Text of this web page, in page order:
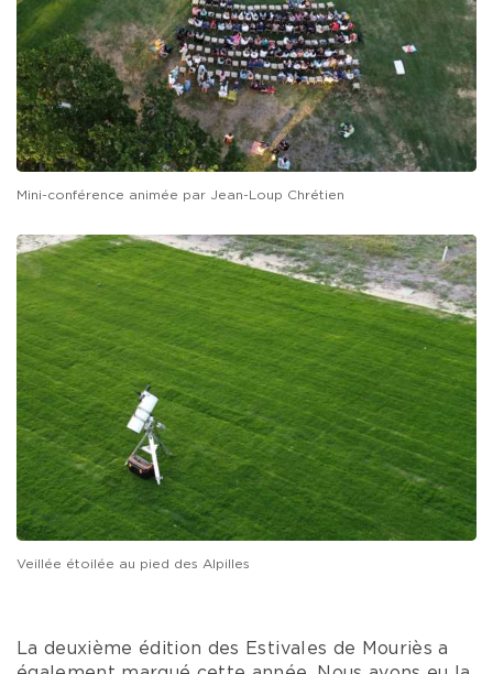
Mini-conférence animée par Jean-Loup Chrétien
Veillée étoilée au pied des Alpilles
La deuxième édition des Estivales de Mouriès a